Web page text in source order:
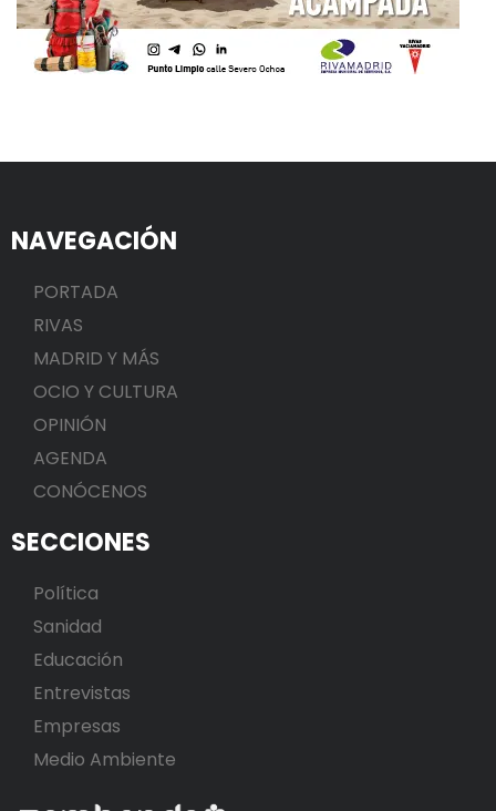
NAVEGACIÓN
PORTADA
RIVAS
MADRID Y MÁS
OCIO Y CULTURA
OPINIÓN
AGENDA
CONÓCENOS
SECCIONES
Política
Sanidad
Educación
Entrevistas
Empresas
Medio Ambiente